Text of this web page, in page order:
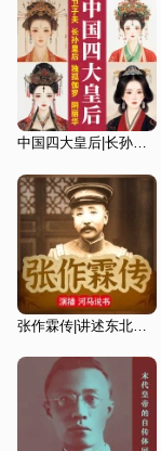
中国四大皇后|长孙皇后独孤伽罗阴丽华卫子夫